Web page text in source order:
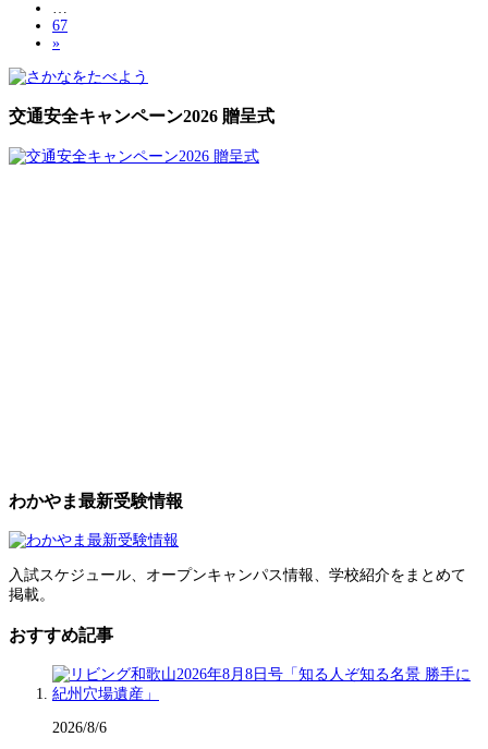
67
»
交通安全キャンペーン2026 贈呈式
わかやま最新受験情報
入試スケジュール、オープンキャンパス情報、学校紹介をまとめて
掲載。
おすすめ記事
2026/8/6